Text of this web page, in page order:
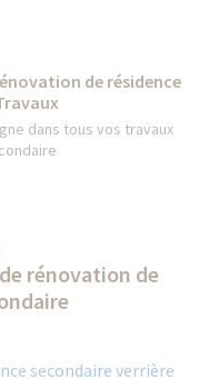
de résidence
dans tous vos travaux
rénovation de